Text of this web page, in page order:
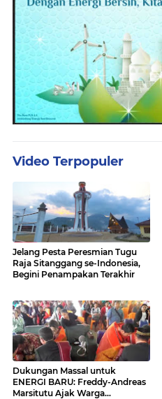
Video Terpopuler
Jelang Pesta Peresmian Tugu
Raja Sitanggang se-Indonesia,
Begini Penampakan Terakhir
Dukungan Massal untuk
ENERGI BARU: Freddy-Andreas
Marsitutu Ajak Warga